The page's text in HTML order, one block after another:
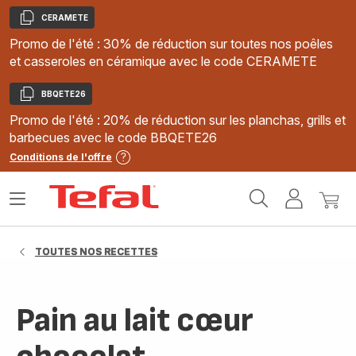
Copier
CERAMETE
Promo de l'été : 30% de réduction sur toutes nos poêles
et casseroles en céramique avec le code CERAMETE
Copier
BBQETE26
Promo de l'été : 20% de réduction sur les planchas, grills et
barbecues avec le code BBQETE26
Conditions de l'offre
MonMon
Ouvrir
TOUTES NOS RECETTES
Pain au lait cœur